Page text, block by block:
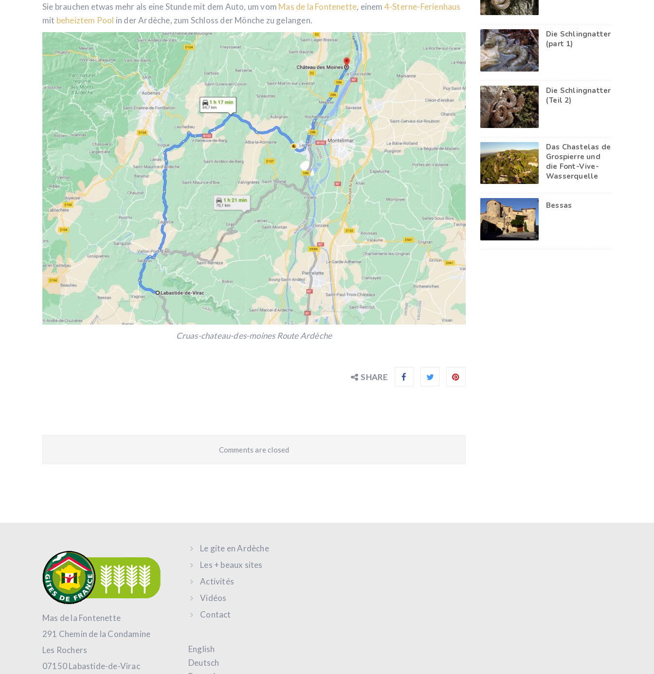
Sie brauchen etwas mehr als eine Stunde mit dem Auto, um vom Mas de la Fontenette, einem 4-Sterne-Ferienhaus
mit beheiztem Pool in der Ardèche, zum Schloss der Mönche zu gelangen.
Cruas-chateau-des-moines Route Ardèche
SHARE
Comments are closed
Die Schlingnatter
(part 1)
Die Schlingnatter
(Teil 2)
Das Chastelas de
Grospierre und
die Font-Vive-
Wasserquelle
Bessas
Mas de la Fontenette
291 Chemin de la Condamine
Les Rochers
07150 Labastide-de-Virac
Le gite en Ardèche
Les + beaux sites
Activités
Vidéos
Contact
English
Deutsch